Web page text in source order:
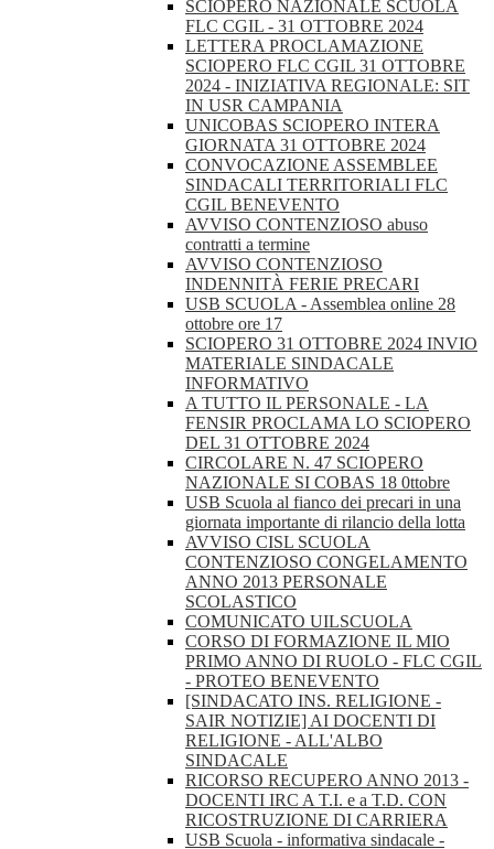
SCIOPERO NAZIONALE SCUOLA
FLC CGIL - 31 OTTOBRE 2024
LETTERA PROCLAMAZIONE
SCIOPERO FLC CGIL 31 OTTOBRE
2024 - INIZIATIVA REGIONALE: SIT
IN USR CAMPANIA
UNICOBAS SCIOPERO INTERA
GIORNATA 31 OTTOBRE 2024
CONVOCAZIONE ASSEMBLEE
SINDACALI TERRITORIALI FLC
CGIL BENEVENTO
AVVISO CONTENZIOSO abuso
contratti a termine
AVVISO CONTENZIOSO
INDENNITÀ FERIE PRECARI
USB SCUOLA - Assemblea online 28
ottobre ore 17
SCIOPERO 31 OTTOBRE 2024 INVIO
MATERIALE SINDACALE
INFORMATIVO
A TUTTO IL PERSONALE - LA
FENSIR PROCLAMA LO SCIOPERO
DEL 31 OTTOBRE 2024
CIRCOLARE N. 47 SCIOPERO
NAZIONALE SI COBAS 18 0ttobre
USB Scuola al fianco dei precari in una
giornata importante di rilancio della lotta
AVVISO CISL SCUOLA
CONTENZIOSO CONGELAMENTO
ANNO 2013 PERSONALE
SCOLASTICO
COMUNICATO UILSCUOLA
CORSO DI FORMAZIONE IL MIO
PRIMO ANNO DI RUOLO - FLC CGIL
- PROTEO BENEVENTO
[SINDACATO INS. RELIGIONE -
SAIR NOTIZIE] AI DOCENTI DI
RELIGIONE - ALL'ALBO
SINDACALE
RICORSO RECUPERO ANNO 2013 -
DOCENTI IRC A T.I. e a T.D. CON
RICOSTRUZIONE DI CARRIERA
USB Scuola - informativa sindacale -